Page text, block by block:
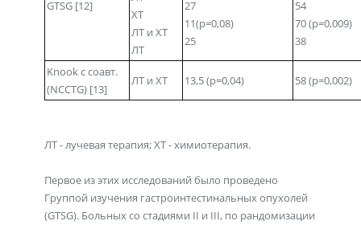
GTSG [12]
XT
ЛТ и ХТ
ЛТ
27
11(p=0,08)
25
54
70 (р=0,009)
38
Knook с соавт.
(NCCTG) [13]
ЛТ и XT 13,5 (р=0,04) 58 (р=0,002)
ЛТ - лучевая терапия; XT - химиотерапия.
Первое из этих исследований было проведено
Группой изучения гастроинтестинальных опухолей
(GTSG). Больных со стадиями II и III, по рандомизации